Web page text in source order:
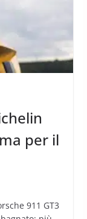
per il
911 GT3